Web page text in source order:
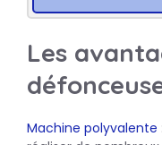
Les
Machine polyvalente